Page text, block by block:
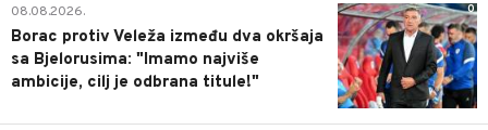
0
08.08.2026.
Borac protiv Veleža između dva okršaja
sa Bjelorusima: "Imamo najviše
ambicije, cilj je odbrana titule!"